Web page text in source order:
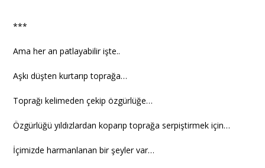
***
Ama her an patlayabilir işte..
Aşkı düşten kurtarıp toprağa…
Toprağı kelimeden çekip özgürlüğe…
Özgürlüğü yıldızlardan koparıp toprağa serpiştirmek için…
İçimizde harmanlanan bir şeyler var…